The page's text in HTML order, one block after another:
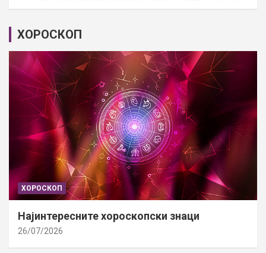
ХОРОСКОП
ХОРОСКОП
Најинтересните хороскопски знаци
26/07/2026